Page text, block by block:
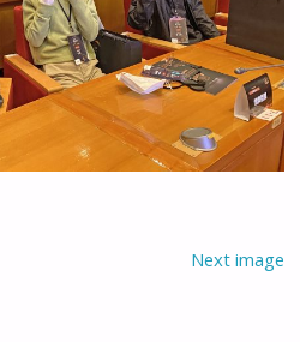
Next image